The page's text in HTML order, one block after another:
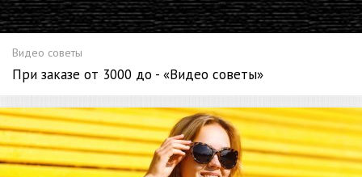
Видео советы
При заказе от 3000 до - «Видео советы»